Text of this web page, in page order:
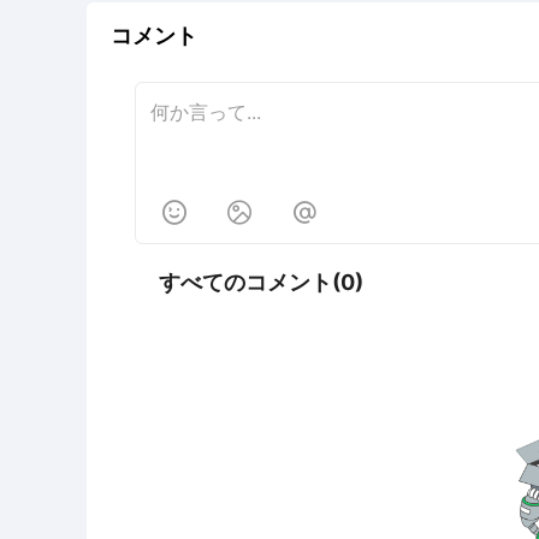
コメント
  
すべてのコメント(0)